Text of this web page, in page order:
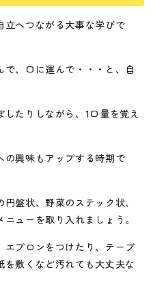
立へつながる大事な学びで
、口に運んで・・・と、自
たりしながら、1口量を覚え
の興味もアップする時期で
盤状、野菜のステック状、
ューを取り入れましょう。
エプロンをつけたり、テーブ
敷くなど汚れても大丈夫な